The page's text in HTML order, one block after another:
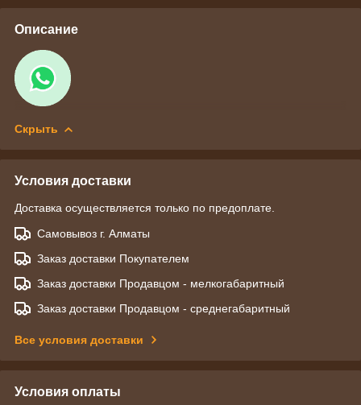
Описание
Скрыть
Условия доставки
Доставка осуществляется только по предоплате.
Самовывоз г. Алматы
Заказ доставки Покупателем
Заказ доставки Продавцом - мелкогабаритный
Заказ доставки Продавцом - среднегабаритный
Все условия доставки
Условия оплаты